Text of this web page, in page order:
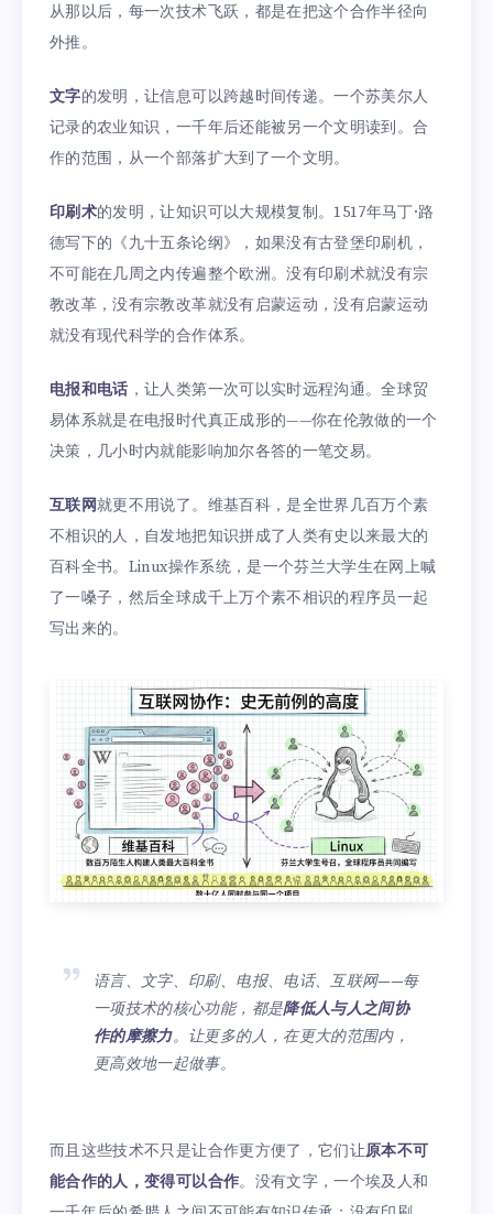
从那以后，每一次技术飞跃，都是在把这个合作半径向
外推。
文字的发明，让信息可以跨越时间传递。一个苏美尔人
记录的农业知识，一千年后还能被另一个文明读到。合
作的范围，从一个部落扩大到了一个文明。
印刷术的发明，让知识可以大规模复制。1517年马丁·路
德写下的《九十五条论纲》，如果没有古登堡印刷机，
不可能在几周之内传遍整个欧洲。没有印刷术就没有宗
教改革，没有宗教改革就没有启蒙运动，没有启蒙运动
就没有现代科学的合作体系。
电报和电话 ，让人类第一次可以实时远程沟通。全球贸
易体系就是在电报时代真正成形的——你在伦敦做的一个
决策，几小时内就能影响加尔各答的一笔交易。
互联网就更不用说了。维基百科，是全世界几百万个素
不相识的人，自发地把知识拼成了人类有史以来最大的
百科全书。Linux操作系统，是一个芬兰大学生在网上喊
了一嗓子，然后全球成千上万个素不相识的程序员一起
写出来的。
语言、文字、印刷、电报、电话、互联网——每
一项技术的核心功能，都是降低人与人之间协
作的摩擦力。让更多的人，在更大的范围内，
更高效地一起做事。
而且这些技术不只是让合作更方便了，它们让原本不可
能合作的人，变得可以合作。没有文字，一个埃及人和